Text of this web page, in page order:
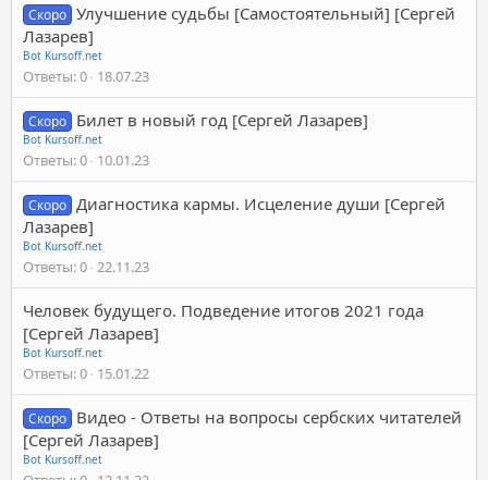
Скоро Улучшение судьбы [Самостоятельный] [Сергей
Лазарев]
Bot Kursoff.net
Ответы 0 18.07.23
Скоро Билет в новый год [Сергей Лазарев]
Bot Kursoff.net
Ответы 0 10.01.23
Скоро Диагностика кармы. Исцеление души [Сергей
Лазарев]
Bot Kursoff.net
Ответы 0 22.11.23
Человек будущего. Подведение итогов 2021 года
[Сергей Лазарев]
Bot Kursoff.net
Ответы 0 15.01.22
Скоро Видео - Ответы на вопросы сербских читателей
[Сергей Лазарев]
Bot Kursoff.net